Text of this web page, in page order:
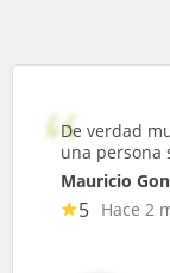
De verdad
una persona
Mauricio
5 Hace 2